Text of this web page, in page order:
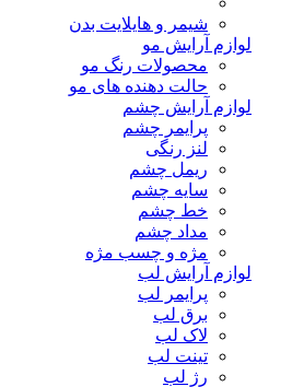
شیمر و هایلایت بدن
لوازم آرایش مو
محصولات رنگ مو
حالت دهنده های مو
لوازم آرایش چشم
پرایمر چشم
لنز رنگی
ریمل چشم
سایه چشم
خط چشم
مداد چشم
مژه و چسب مژه
لوازم آرایش لب
پرایمر لب
برق لب
لاک لب
تینت لب
رژ لب